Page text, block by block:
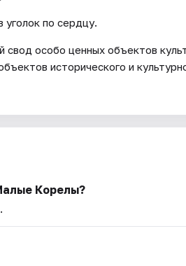
по сердцу.
особо ценных объектов
исторического и
Корелы?